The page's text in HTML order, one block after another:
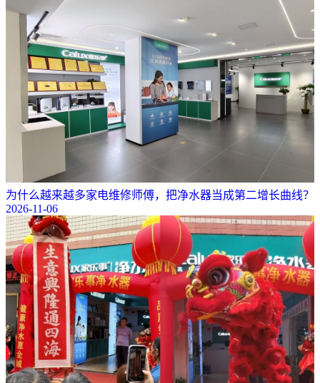
为什么越来越多家电维修师傅，把净水器当成第二增长曲线？
2026-11-06